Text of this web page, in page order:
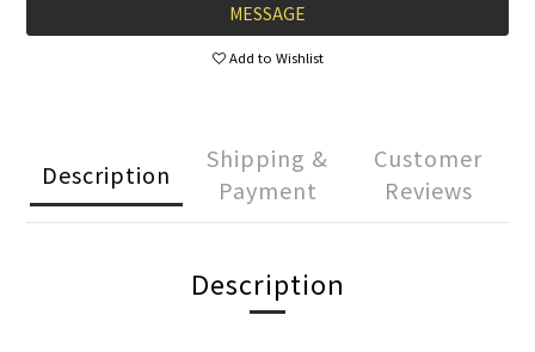
MESSAGE
Add to Wishlist
Description
Shipping &
Payment
Customer
Reviews
Description